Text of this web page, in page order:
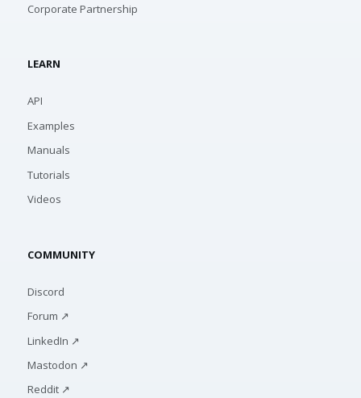
Corporate Partnership
LEARN
API
Examples
Manuals
Tutorials
Videos
COMMUNITY
Discord
Forum ↗
LinkedIn ↗
Mastodon ↗
Reddit ↗